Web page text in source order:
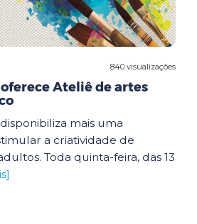
840 visualizações
Ateliê de artes
mais uma
a criatividade de
Toda quinta-feira, das 13